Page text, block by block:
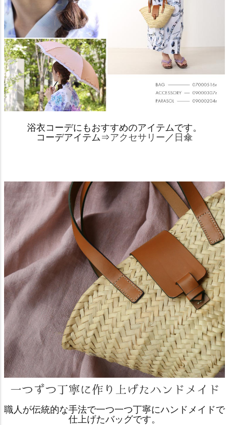
浴衣コーデにもおすすめのアイテムです。
コーデアイテム⇒アクセサリー ／ 日傘
職人が伝統的な手法で一つ一つ丁寧にハンドメイドで
仕上げたバッグです。